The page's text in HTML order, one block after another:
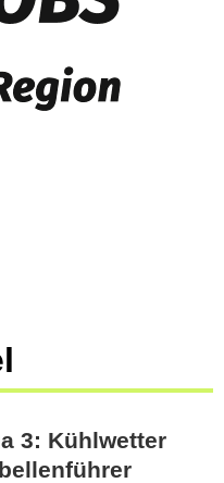
3: Kühlwetter